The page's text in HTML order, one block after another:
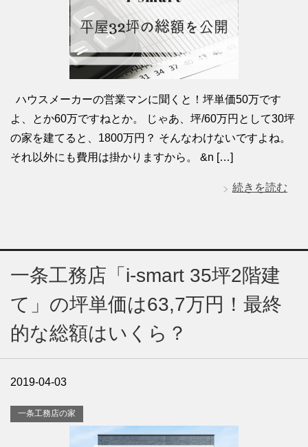
ハウスメーカーの営業マンに聞くと！坪単価50万です
よ、とか60万ですねとか。 じゃあ、坪/60万円として30坪
の家を建てると、1800万円？ そんなわけないですよね。
それ以外にも費用は掛かりますから。 &n […]
続きを読む
一条工務店「i-smart 35坪2階建
て」の坪単価は63,7万円！最終
的な総額はいくら？
2019-04-03
一条工務店の家